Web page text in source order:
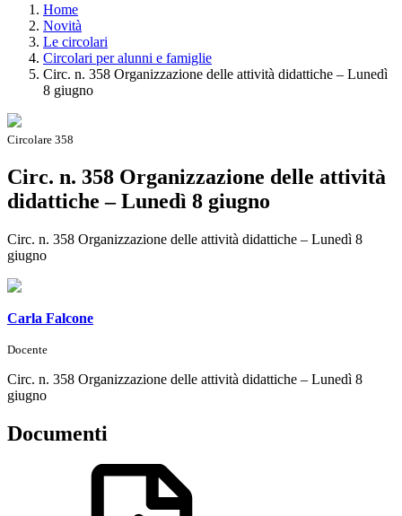
Home
Novità
Le circolari
Circolari per alunni e famiglie
Circ. n. 358 Organizzazione delle attività didattiche – Lunedì
8 giugno
Circolare 358
Circ. n. 358 Organizzazione delle attività
didattiche – Lunedì 8 giugno
Circ. n. 358 Organizzazione delle attività didattiche – Lunedì 8
giugno
Carla Falcone
Docente
Circ. n. 358 Organizzazione delle attività didattiche – Lunedì 8
giugno
Documenti